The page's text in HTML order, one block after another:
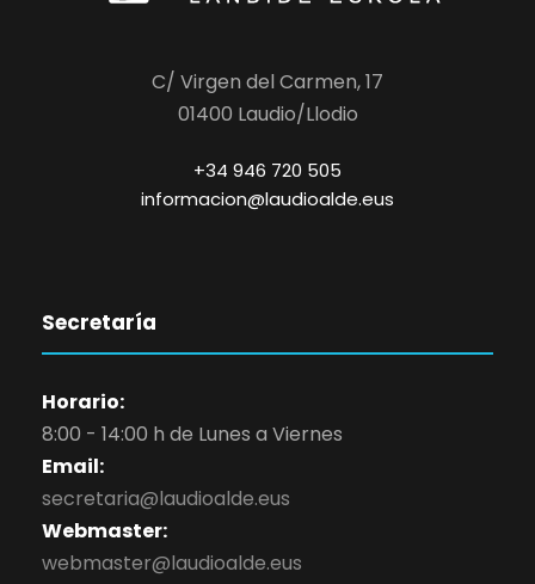
C/ Virgen del Carmen, 17
01400 Laudio/Llodio
+34 946 720 505
informacion@laudioalde.eus
Secretaría
Horario:
8:00 - 14:00 h de Lunes a Viernes
Email:
secretaria@laudioalde.eus
Webmaster:
webmaster@laudioalde.eus